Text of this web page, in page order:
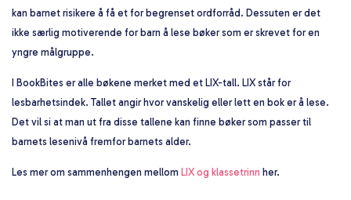
kan barnet risikere å få et for begrenset ordforråd. Dessuten er det
ikke særlig motiverende for barn å lese bøker som er skrevet for en
yngre målgruppe.
I BookBites er alle bøkene merket med et LIX-tall. LIX står for
lesbarhetsindek. Tallet angir hvor vanskelig eller lett en bok er å lese.
Det vil si at man ut fra disse tallene kan finne bøker som passer til
barnets lesenivå fremfor barnets alder.
Les mer om sammenhengen mellom LIX og klassetrinn her.